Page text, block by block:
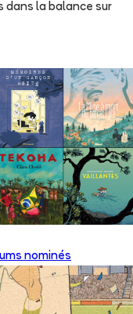
dans la balance sur
nominés